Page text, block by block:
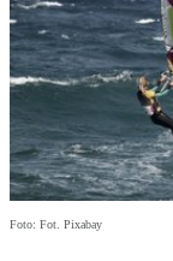
Foto: Fot. Pixabay